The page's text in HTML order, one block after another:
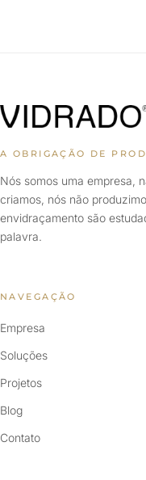
A OBRIGAÇÃO DE
Nós somos uma empresa,
criamos, nós não
envidraçamento são
palavra.
NAVEGAÇÃO
Empresa
Soluções
Projetos
Blog
Contato